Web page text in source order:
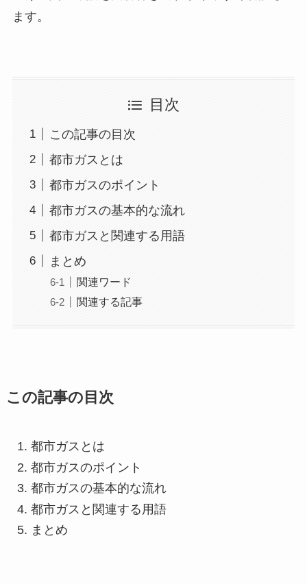
ます。
目次
この記事の目次
都市ガスとは
都市ガスのポイント
都市ガスの基本的な流れ
都市ガスと関連する用語
まとめ
関連ワード
関連する記事
この記事の目次
都市ガスとは
都市ガスのポイント
都市ガスの基本的な流れ
都市ガスと関連する用語
まとめ